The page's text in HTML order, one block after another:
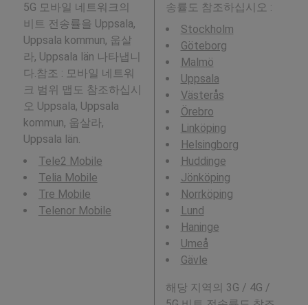
5G 모바일 네트워크의
비트 전송률을 Uppsala,
Uppsala kommun, 웁살
라, Uppsala län 나타냅니
다.참조 : 모바일 네트워
크 범위 맵도 참조하십시
오 Uppsala, Uppsala
kommun, 웁살라,
Uppsala län.
Tele2 Mobile
Telia Mobile
Tre Mobile
Telenor Mobile
송률도 참조하십시오 :
Stockholm
Göteborg
Malmö
Uppsala
Västerås
Örebro
Linköping
Helsingborg
Huddinge
Jönköping
Norrköping
Lund
Haninge
Umeå
Gävle
해당 지역의 3G / 4G /